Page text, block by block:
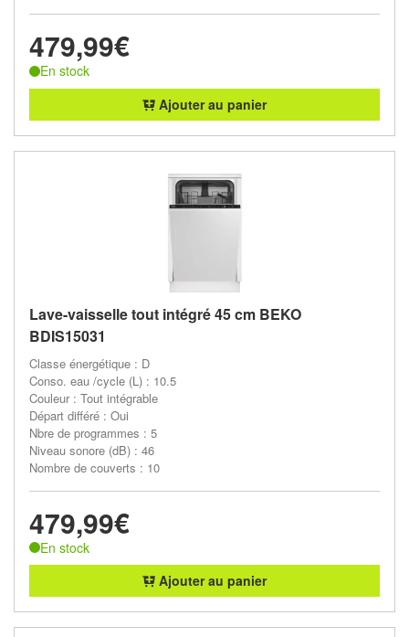
479,99€
En stock
Ajouter au panier
Lave-vaisselle tout intégré 45 cm BEKO
BDIS15031
Classe énergétique : D
Conso. eau /cycle (L) : 10.5
Couleur : Tout intégrable
Départ différé : Oui
Nbre de programmes : 5
Niveau sonore (dB) : 46
Nombre de couverts : 10
479,99€
En stock
Ajouter au panier